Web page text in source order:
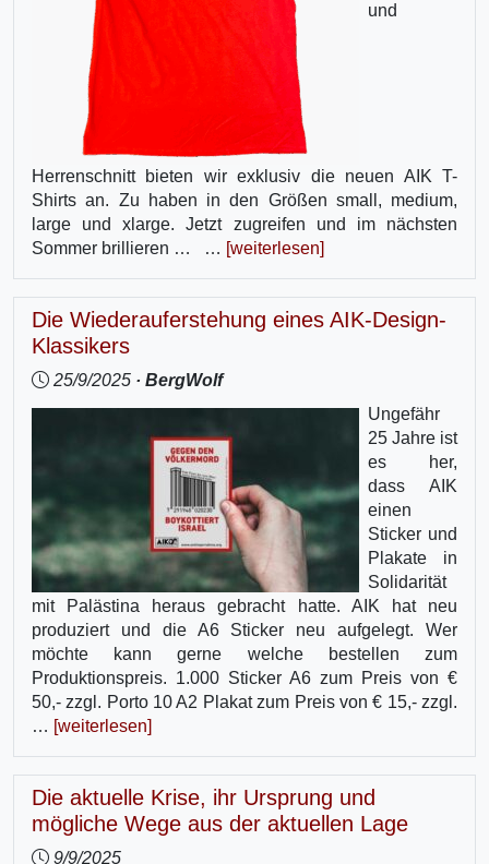
und
Herrenschnitt bieten wir exklusiv die neuen AIK T-
Shirts an. Zu haben in den Größen small, medium,
large und xlarge. Jetzt zugreifen und im nächsten
Sommer brillieren … … [weiterlesen]
Die Wiederauferstehung eines AIK-Design-
Klassikers
25/9/2025 · BergWolf
Ungefähr
25 Jahre ist
es her,
dass AIK
einen
Sticker und
Plakate in
Solidarität
mit Palästina heraus gebracht hatte. AIK hat neu
produziert und die A6 Sticker neu aufgelegt. Wer
möchte kann gerne welche bestellen zum
Produktionspreis. 1.000 Sticker A6 zum Preis von €
50,- zzgl. Porto 10 A2 Plakat zum Preis von € 15,- zzgl.
… [weiterlesen]
Die aktuelle Krise, ihr Ursprung und
mögliche Wege aus der aktuellen Lage
9/9/2025